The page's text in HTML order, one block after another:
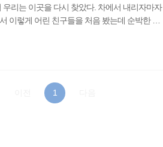
리는 이곳을 다시 찾았다. 차에서 내리자마자
이렇게 어린 친구들을 처음 봤는데 순박한 모
메라를 보자 신기해했다. 사진을 한참 찍고 손
1